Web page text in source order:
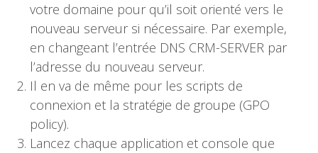
votre domaine pour qu’il soit orienté vers le
nouveau serveur si nécessaire. Par exemple,
en changeant l’entrée DNS CRM-SERVER par
l’adresse du nouveau serveur.
Il en va de même pour les scripts de
connexion et la stratégie de groupe (GPO
policy).
Lancez chaque application et console que